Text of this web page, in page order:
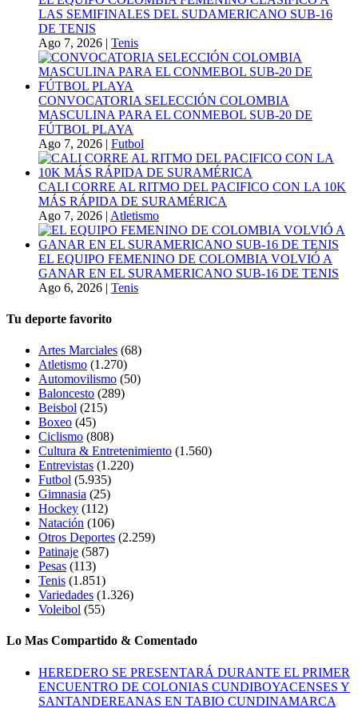
LAS SEMIFINALES DEL SUDAMERICANO SUB-16
DE TENIS
Ago 7, 2026 | Tenis
CONVOCATORIA SELECCIÓN COLOMBIA
MASCULINA PARA EL CONMEBOL SUB-20 DE
FÚTBOL PLAYA
Ago 7, 2026 | Futbol
CALI CORRE AL RITMO DEL PACIFICO CON LA 10K
MÁS RÁPIDA DE SURAMÉRICA
Ago 7, 2026 | Atletismo
EL EQUIPO FEMENINO DE COLOMBIA VOLVIÓ A
GANAR EN EL SURAMERICANO SUB-16 DE TENIS
Ago 6, 2026 | Tenis
Tu deporte favorito
Artes Marciales (68)
Atletismo (1.270)
Automovilismo (50)
Baloncesto (289)
Beisbol (215)
Boxeo (45)
Ciclismo (808)
Cultura & Entretenimiento (1.560)
Entrevistas (1.220)
Futbol (5.935)
Gimnasia (25)
Hockey (112)
Natación (106)
Otros Deportes (2.259)
Patinaje (587)
Pesas (113)
Tenis (1.851)
Variedades (1.326)
Voleibol (55)
Lo Mas Compartido & Comentado
HEREDERO SE PRESENTARÁ DURANTE EL PRIMER
ENCUENTRO DE COLONIAS CUNDIBOYACENSES Y
SANTANDEREANAS EN TABIO CUNDINAMARCA